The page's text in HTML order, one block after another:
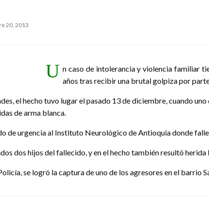
20, 2013
U n caso de intolerancia y violencia familiar
años tras recibir una brutal golpiza por
el hecho tuvo lugar el pasado 13 de diciembre, cuando
de arma blanca.
de urgencia al Instituto Neurológico de Antioquia donde
dos hijos del fallecido, y en el hecho también resultó herida
se logró la captura de uno de los agresores en el barrio